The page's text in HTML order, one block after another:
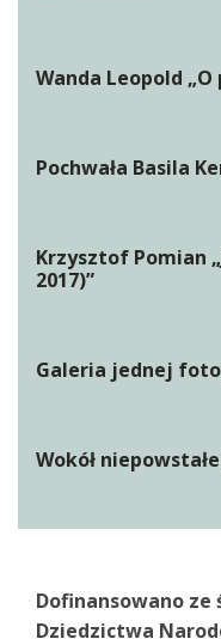
Wanda Leopold
Pochwała Basila
Krzysztof Pomian
2017)”
Galeria jednej
Wokół
Dofinansowano
Dziedzictwa